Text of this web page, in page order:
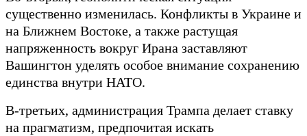
существенно изменилась. Конфликты в Украине и
на Ближнем Востоке, а также растущая
напряженность вокруг Ирана заставляют
Вашингтон уделять особое внимание сохранению
единства внутри НАТО.
В-третьих, администрация Трампа делает ставку
на прагматизм, предпочитая искать